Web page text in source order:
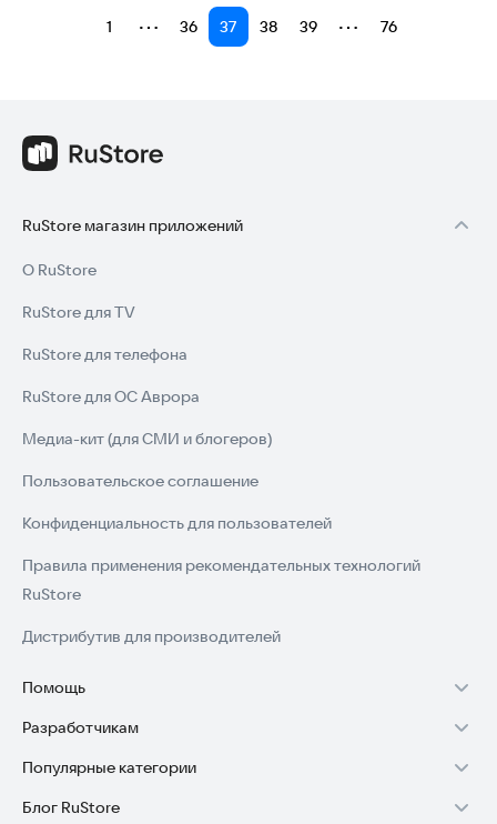
1 ⋯ 36 37 38 39 ⋯ 76
RuStore магазин приложений
О RuStore
RuStore для TV
RuStore для телефона
RuStore для ОС Аврора
Медиа-кит (для СМИ и блогеров)
Пользовательское соглашение
Конфиденциальность для пользователей
Правила применения рекомендательных технологий
RuStore
Дистрибутив для производителей
Помощь
Установка RuStore на TV
Установка RuStore на телефон
Установка RuStore в машину
Разработчикам
Зарабатывать с RuStore
Стать разработчиком
Популярные категории
Игры для Android
Блог RuStore